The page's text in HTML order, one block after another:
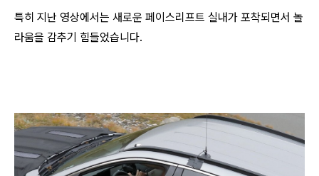
특히 지난 영상에서는 새로운 페이스리프트 실내가 포착되면서 놀
라움을 감추기 힘들었습니다.